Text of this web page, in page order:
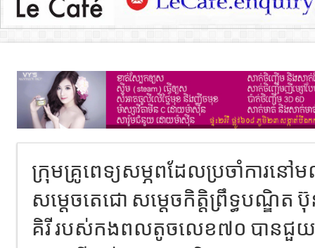
ក្រុមគ្រូពេទ្យសម្ភពដែលប្រចាំការន
សម្តេចតេជោ​ សម្តេចកិត្តិព្រឹទ្ធបណ្ឌិត
គិរី របស់កងពលតូចលេខ៧០ បានជួ